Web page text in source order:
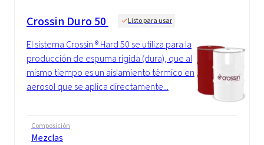
Crossin Duro 50 Listo para usar
El sistema Crossin ® Hard 50 se utiliza para la
producción de espuma rígida (dura), que al
mismo tiempo es un aislamiento térmico en
aerosol que se aplica directamente...
Composición
Mezclas